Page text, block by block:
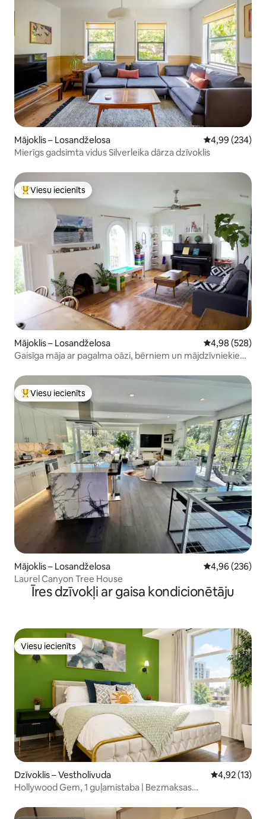
Mājoklis – Losandželosa Vidējais
4,99 (234)
Mierīgs gadsimta vidus Silverleika dārza dzīvoklis
Populārs viesu iecienīts mājoklis
Viesu iecienīts
Mājoklis – Losandželosa Vidējais
4,98 (528)
Gaisīga māja ar pagalma oāzi, bērniem un mājdzīvniekiem
Populārs viesu iecienīts mājoklis
Viesu iecienīts
Mājoklis – Losandželosa Vidējais
4,96 (236)
Laurel Canyon Tree House
Īres dzīvokļi ar gaisa kondicionētāju
Viesu iecienīts
Viesu iecienīts
Dzīvoklis – Vestholivuda Vidējais
4,92 (13)
Hollywood Gem, 1 guļamistaba | Bezmaksas